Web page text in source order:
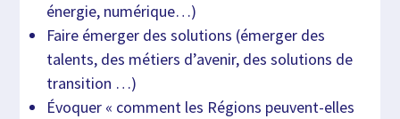
énergie, numérique…)
Faire émerger des solutions (émerger des
talents, des métiers d’avenir, des solutions de
transition …)
Évoquer « comment les Régions peuvent-elles